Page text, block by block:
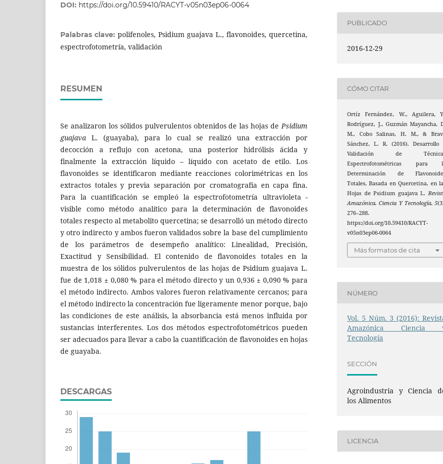
DOI: https://doi.org/10.59410/RACYT-v05n03ep06-0064
Palabras clave: polifenoles, Psidium guajava L., flavonoides, quercetina,
espectrofotometría, validación
RESUMEN
Se analizaron los sólidos pulverulentos obtenidos de las hojas dePsidium
guajava L. (guayaba), para lo cual se realizó una extracción por
decocción a reflujo con acetona, una posterior hidrólisis ácida y
finalmente la extracción líquido – líquido con acetato de etilo. Los
flavonoides se identificaron mediante reacciones colorimétricas en los
extractos totales y previa separación por cromatografía en capa fina.
Para la cuantificación se empleó la espectrofotometría ultravioleta -
visible como método analítico para la determinación de flavonoides
totales respecto al metabolito quercetina; se desarrolló un método directo
y otro indirecto y ambos fueron validados sobre la base del cumplimiento
de los parámetros de desempeño analítico: Linealidad, Precisión,
Exactitud y Sensibilidad. El contenido de flavonoides totales en la
muestra de los sólidos pulverulentos de las hojas de Psidium guajava L.
fue de 1,018 ± 0,080 % para el método directo y un 0,936 ± 0,090 % para
el método indirecto. Ambos valores fueron relativamente cercanos; para
el método indirecto la concentración fue ligeramente menor porque, bajo
las condiciones de este análisis, la absorbancia está menos influida por
sustancias interferentes. Los dos métodos espectrofotométricos pueden
ser adecuados para llevar a cabo la cuantificación de flavonoides en hojas
de guayaba.
DESCARGAS
PUBLICADO
2016-12-29
CÓMO CITAR
Ortíz Fernández, W., Aguilera,
Rodríguez, J., Guzmán Mayancha,
M., Cobo Salinas, H. M., &
Sánchez, L. R. (2016). Desarrollo
Validación de
Espectrofotométricas para
Determinación de
Totales, Basada en Quercetina, en
Hojas de Psidium guajava L.
Amazónica. Ciencia Y Tecnología, 5
276–288.
https://doi.org/10.59410/RACYT-
v05n03ep06-0064
Más formatos de cita
NÚMERO
Vol. 5 Núm. 3 (2016):
Amazónica Ciencia
Tecnología
SECCIÓN
Agroindustria y Ciencia
los Alimentos
LICENCIA